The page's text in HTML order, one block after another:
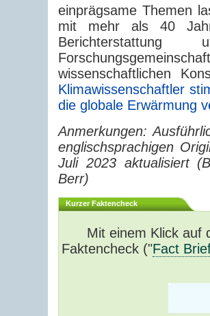
einprägsame Themen
mit mehr als 40
wissenschaftlichen
Klimawissenschaftler
die globale Erwärmung
Anmerkungen:
englischsprachigen
Juli 2023 aktualisiert
Berr)
Kurzer Faktencheck
Mit einem Klick auf
Faktencheck ("Fact